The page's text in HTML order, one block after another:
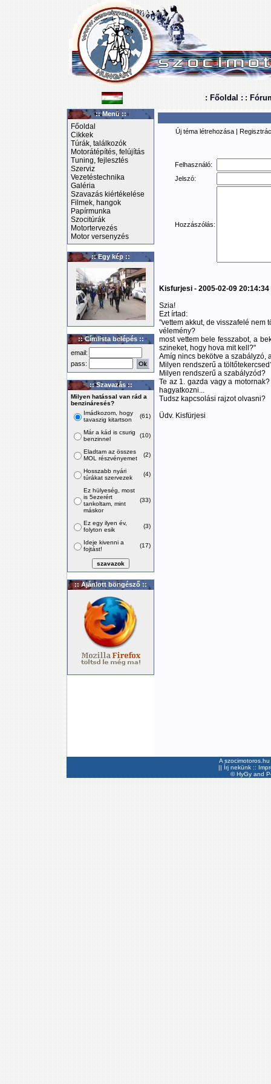
: Főoldal : :
:: Menü ::
Főoldal
Cikkek
Túrák, találkozók
Motorátépítés, felújítás
Tuning, fejlesztés
Szerviz
Vezetéstechnika
Galéria
Szavazás kiértékelése
Filmek, hangok
Papírmunka
Szocitúrák
Motortervezés
Motor versenyzés
:: Egy kép ::
:: Címlista belépés ::
email:
pass:
:: Szavazás ::
Milyen hatással van rád a
benzináresés?
Imádkozom, hogy
tavaszig kitartson
(61)
Már a kád is csurig
benzinnel
(10)
Eladtam az összes
MOL részvényemet
(2)
Hosszabb nyári
túrákat szervezek
(4)
Ez hülyeség, most
is 5ezerért
tankoltam, mint
máskor
(33)
Ez egy ilyen év,
folyton esik
(3)
Ideje kivenni a
fojtást!
(17)
:: Ajánlott böngésző ::
Új téma létrehozása |
Felhasználó:
Jelszó:
Hozzászólás:
Kisfurjesi - 2005-02-09 20:14:34
Szia!
Ezt írtad:
"vettem akkut, de visszafelé nem
vélemény?
most vettem bele fesszabot, a
szineket, hogy hova mit kell?"
Amíg nincs bekötve a szabályzó,
Milyen rendszerű a
Milyen rendszerű a szabályzód?
Te az 1. gazda vagy a
hagyatkozni...
Tudsz kapcsolási rajzot olvasni?
Üdv. Kisfürjesi
A
|| Írj nekünk ::
©HyGyand